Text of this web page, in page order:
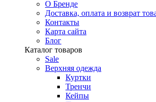
О Бренде
Доставка, оплата и возврат
Контакты
Карта сайта
Блог
Каталог товаров
Sale
Верхняя одежда
Куртки
Тренчи
Кейпы